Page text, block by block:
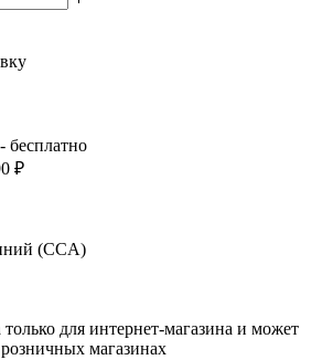
бесплатно
₽
(CCA)
для интернет-магазина и может
магазинах